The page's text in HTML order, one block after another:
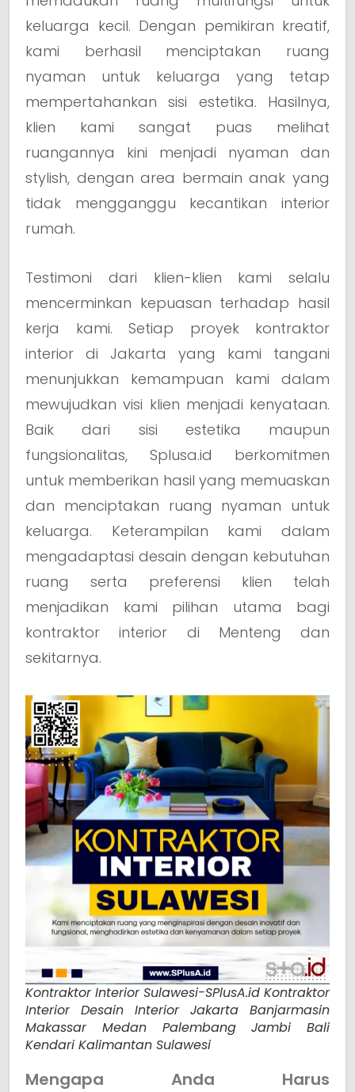
keluarga kecil. Dengan pemikiran kreatif,
kami berhasil menciptakan ruang
nyaman untuk keluarga yang tetap
mempertahankan sisi estetika. Hasilnya,
klien kami sangat puas melihat
ruangannya kini menjadi nyaman dan
stylish, dengan area bermain anak yang
tidak mengganggu kecantikan interior
rumah.
Testimoni dari klien-klien kami selalu
mencerminkan kepuasan terhadap hasil
kerja kami. Setiap proyek kontraktor
interior di Jakarta yang kami tangani
menunjukkan kemampuan kami dalam
mewujudkan visi klien menjadi kenyataan.
Baik dari sisi estetika maupun
fungsionalitas, Splusa.id berkomitmen
untuk memberikan hasil yang memuaskan
dan menciptakan ruang nyaman untuk
keluarga. Keterampilan kami dalam
mengadaptasi desain dengan kebutuhan
ruang serta preferensi klien telah
menjadikan kami pilihan utama bagi
kontraktor interior di Menteng dan
sekitarnya.
Kontraktor Interior Sulawesi-SPlusA.id Kontraktor
Interior Desain Interior Jakarta Banjarmasin
Makassar Medan Palembang Jambi Bali
Kendari Kalimantan Sulawesi
Mengapa Anda Harus